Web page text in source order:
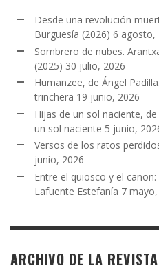
Desde una revolución
Burguesía (2026) 6 agosto,
Sombrero de nubes.
(2025) 30 julio, 2026
Humanzee, de Ángel
trinchera 19 junio, 2026
Hijas de un sol naciente,
un sol naciente 5 junio,
Versos de los ratos
junio, 2026
Entre el quiosco y el
Lafuente Estefanía 7
ARCHIVO DE LA REVISTA